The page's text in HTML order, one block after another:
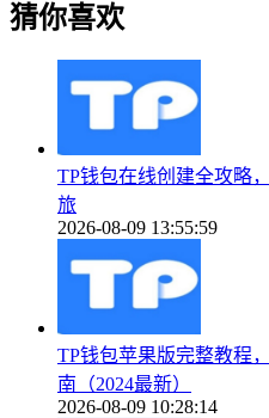
猜你喜欢
TP钱包在线创建全攻略
旅
2026-08-09 13:55:59
TP钱包苹果版完整教程
南（2024最新）
2026-08-09 10:28:14